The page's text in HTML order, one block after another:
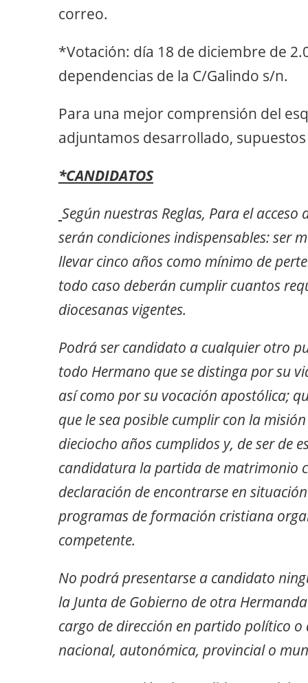
correo.
*Votación: día 18 de diciembre de
dependencias de la C/Galindo s/n.
Para una mejor comprensión del
adjuntamos desarrollado,
*CANDIDATOS
Según nuestras Reglas, Para el
serán condiciones indispensables: ser
llevar cinco años como mínimo de
todo caso deberán cumplir cuantos
diocesanas vigentes.
Podrá ser candidato a cualquier otro
todo Hermano que se distinga por su
así como por su vocación apostólica;
que le sea posible cumplir con la
dieciocho años cumplidos y, de ser de
candidatura la partida de matrimonio
declaración de encontrarse en
programas de formación cristiana
competente.
No podrá presentarse a candidato
la Junta de Gobierno de otra
cargo de dirección en partido político
nacional, autonómica, provincial o